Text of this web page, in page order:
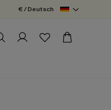
€ / Deutsch